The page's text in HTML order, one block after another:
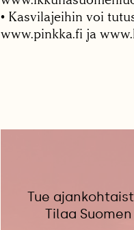
• Kasvilajeihin voi
www.pinkka.fi ja
Tue
Tilaa